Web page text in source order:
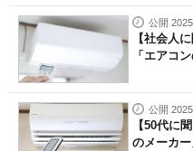
公開
【社会人
「エアコ
公開
【50代に
のメーカ